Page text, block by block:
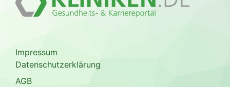
Impressum
Datenschutzerklärung
AGB